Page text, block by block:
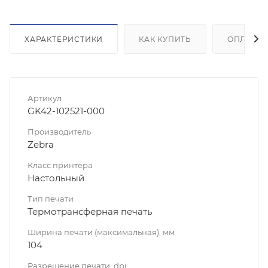
ХАРАКТЕРИСТИКИ КАК КУПИТЬ ОПЛАТА
Артикул
GK42-102521-000
Производитель
Zebra
Класс принтера
Настольный
Тип печати
Термотрансферная печать
Ширина печати (максимальная), мм
104
Разрешение печати, dpi